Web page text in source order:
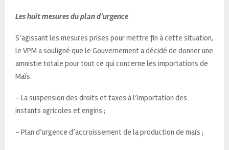
Les huit mesures du plan d’urgence
S’agissant les mesures prises pour mettre fin à cette situation,
le VPM a souligné que le Gouvernement a décidé de donner une
amnistie totale pour tout ce qui concerne les importations de
Maïs.
– La suspension des droits et taxes à l’importation des
instants agricoles et engins ;
– Plan d’urgence d’accroissement de la production de maïs ;